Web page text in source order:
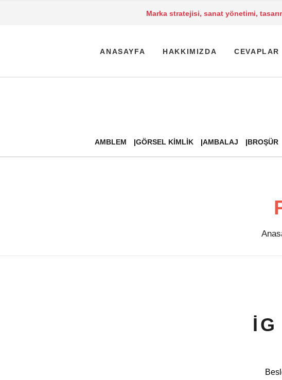
Marka stratejisi, sanat yönetimi,
ANASAYFA HAKKIMIZDA CEVAPLAR
AMBLEM GÖRSEL KIMLIK AMBALAJ BROŞÜR
İG